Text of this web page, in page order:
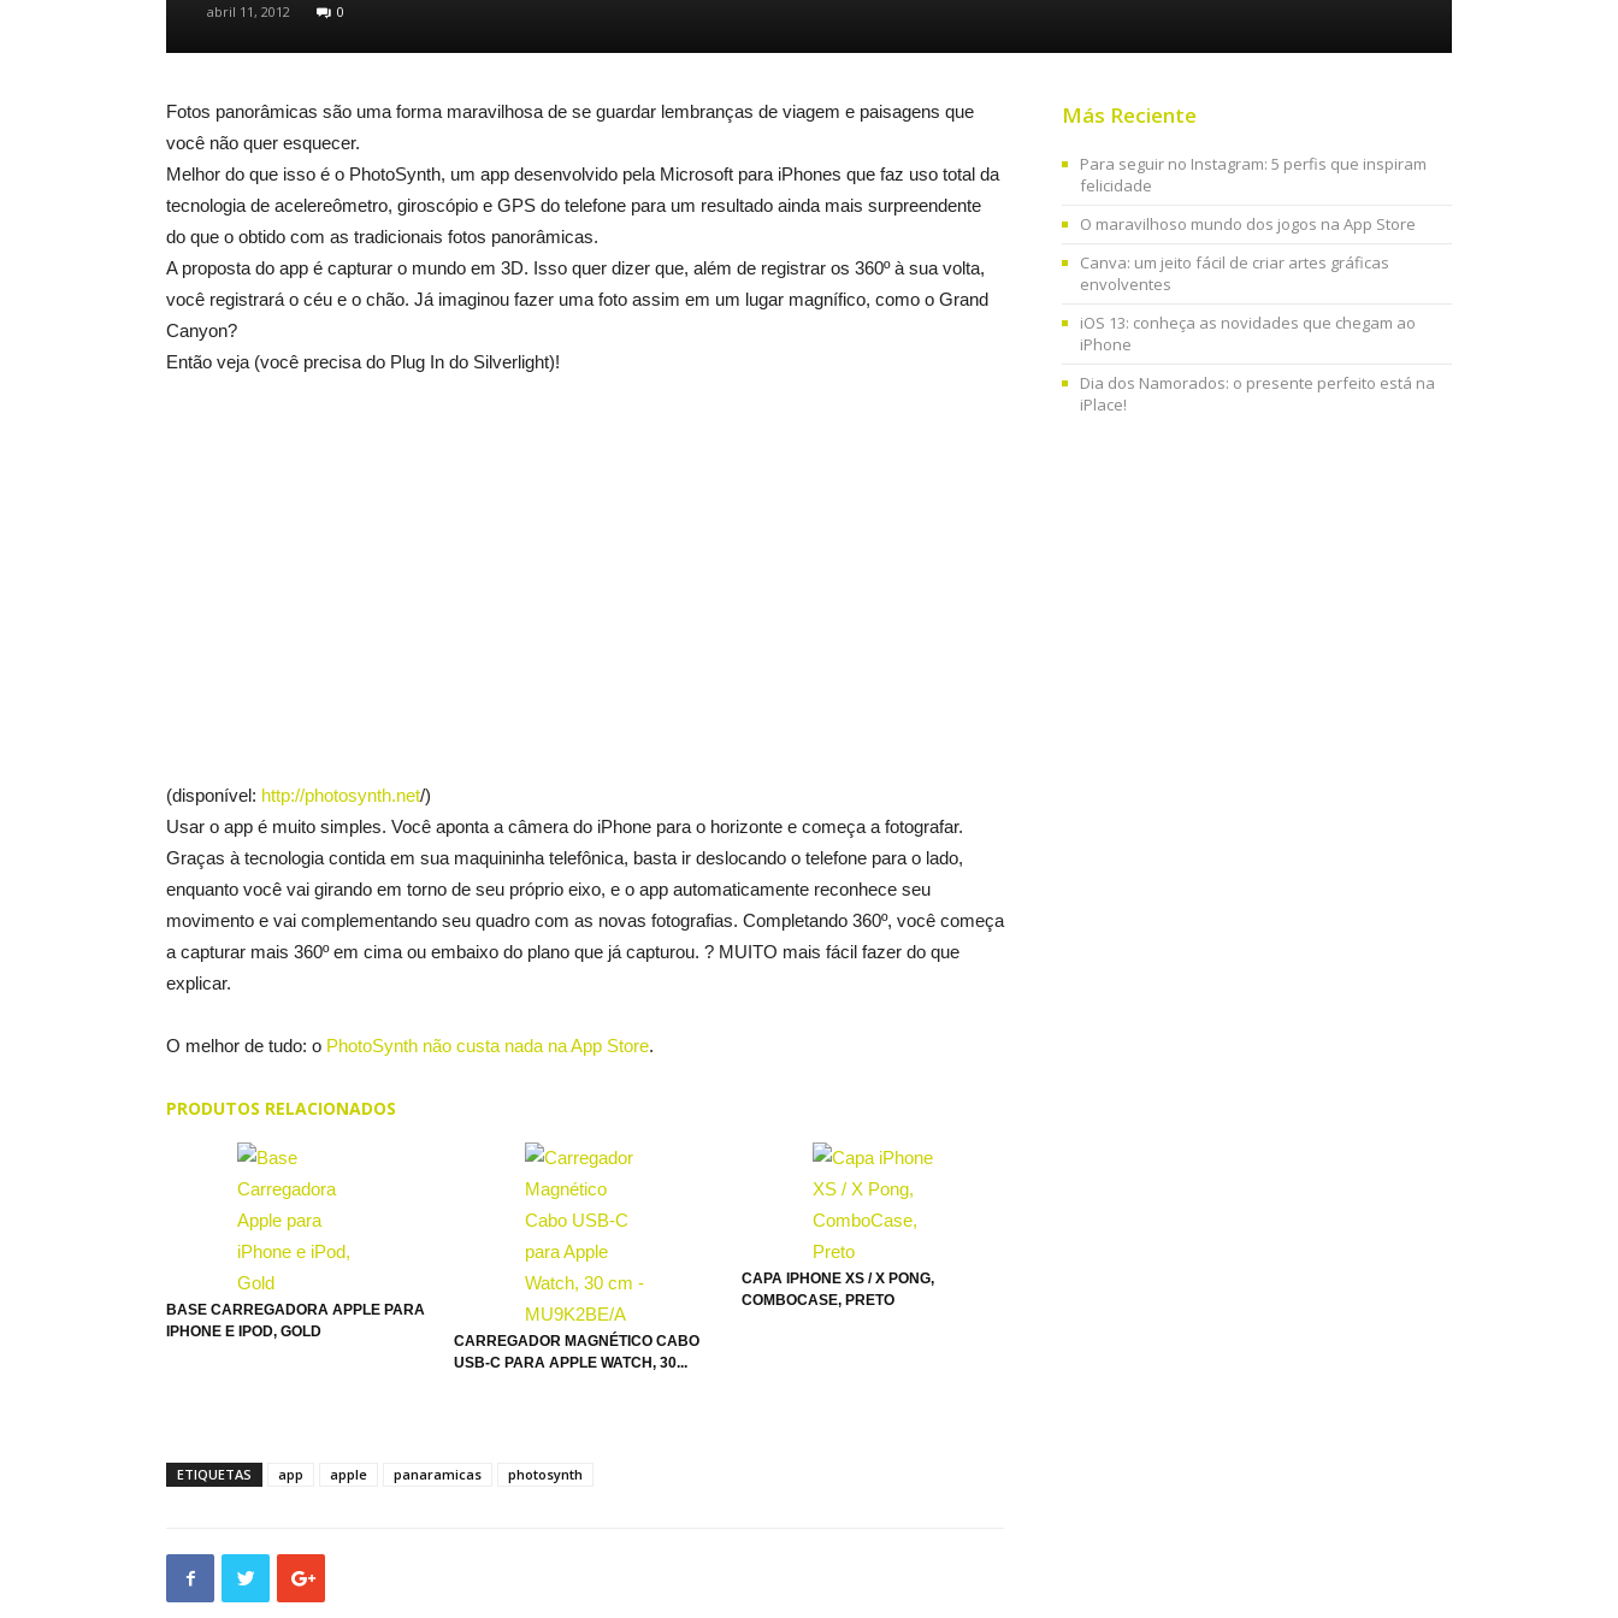
abril 11, 2012 0
Fotos panorâmicas são uma forma maravilhosa de se guardar lembranças de viagem e paisagens que
você não quer esquecer.
Melhor do que isso é o PhotoSynth, um app desenvolvido pela Microsoft para iPhones que faz uso total da
tecnologia de acelereômetro, giroscópio e GPS do telefone para um resultado ainda mais surpreendente
do que o obtido com as tradicionais fotos panorâmicas.
A proposta do app é capturar o mundo em 3D. Isso quer dizer que, além de registrar os 360º à sua volta,
você registrará o céu e o chão. Já imaginou fazer uma foto assim em um lugar magnífico, como o Grand
Canyon?
Então veja (você precisa do Plug In do Silverlight)!
(disponível: http://photosynth.net/)
Usar o app é muito simples. Você aponta a câmera do iPhone para o horizonte e começa a fotografar.
Graças à tecnologia contida em sua maquininha telefônica, basta ir deslocando o telefone para o lado,
enquanto você vai girando em torno de seu próprio eixo, e o app automaticamente reconhece seu
movimento e vai complementando seu quadro com as novas fotografias. Completando 360º, você começa
a capturar mais 360º em cima ou embaixo do plano que já capturou. ? MUITO mais fácil fazer do que
explicar.
O melhor de tudo: o PhotoSynth não custa nada na App Store.
PRODUTOS RELACIONADOS
BASE CARREGADORA APPLE PARA
IPHONE E IPOD, GOLD
CARREGADOR MAGNÉTICO CABO
USB-C PARA APPLE WATCH, 30...
CAPA IPHONE XS / X PONG,
COMBOCASE, PRETO
ETIQUETAS app apple panaramicas photosynth
Más Reciente
Para seguir no Instagram: 5 perfis que inspiram
felicidade
O maravilhoso mundo dos jogos na App Store
Canva: um jeito fácil de criar artes gráficas
envolventes
iOS 13: conheça as novidades que chegam ao
iPhone
Dia dos Namorados: o presente perfeito está na
iPlace!